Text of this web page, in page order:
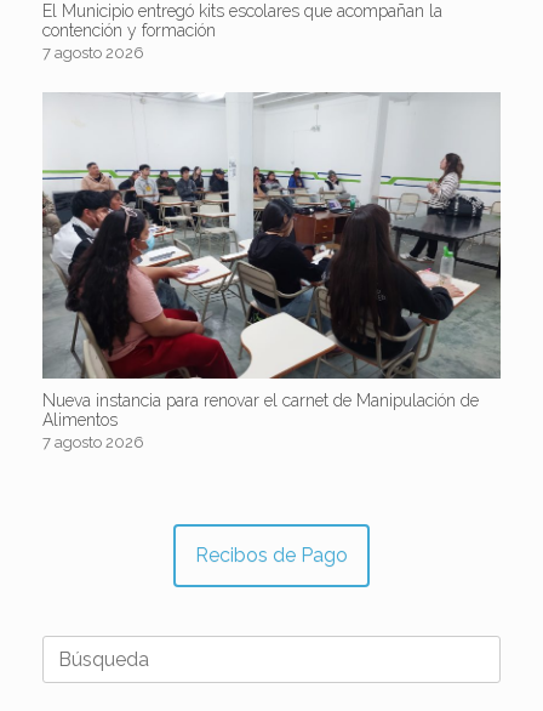
El Municipio entregó kits escolares que acompañan la
contención y formación
7 agosto 2026
Nueva instancia para renovar el carnet de Manipulación de
Alimentos
7 agosto 2026
Recibos de Pago
Buscar: